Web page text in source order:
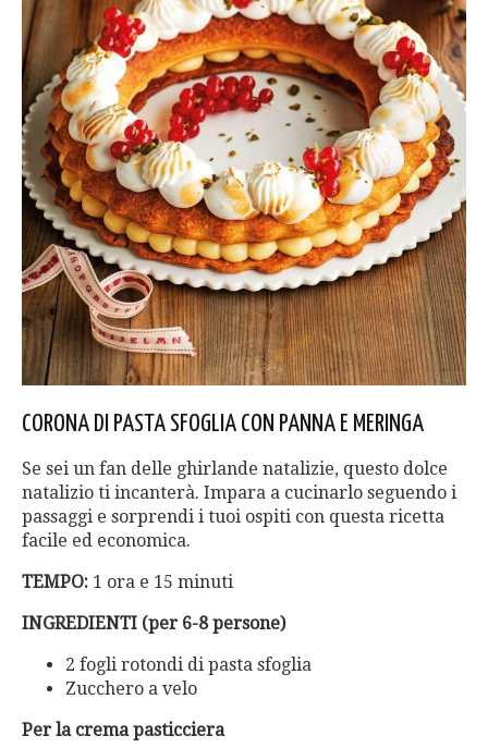
CORONA DI PASTA SFOGLIA CON PANNA E MERINGA
Se sei un fan delle ghirlande natalizie, questo dolce
natalizio ti incanterà. Impara a cucinarlo seguendo i
passaggi e sorprendi i tuoi ospiti con questa ricetta
facile ed economica.
TEMPO: 1 ora e 15 minuti
INGREDIENTI (per 6-8 persone)
2 fogli rotondi di pasta sfoglia
Zucchero a velo
Per la cremapasticciera